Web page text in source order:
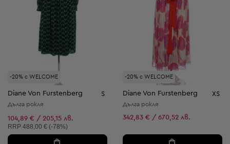
-20% с WELCOME
Diane Von Furstenberg S
Дълга рокля
104,89 € / 205,15 лв.
Препоръчителна цена:
RRP 488,00 € (-78%)
-20% с WELCOME
Diane Von Furstenberg XS
Дълга рокля
342,83 € / 670,52 лв.